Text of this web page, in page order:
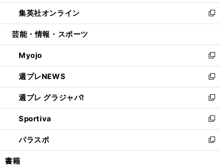
開
く
ウ
で
開
ン
ド
ウ
開
く
ウ
ィ
ン
ウ
で
開
く
し
い
ウ
ン
ド
ウ
で
開
く
集英社オンライン
新
し
ウ
ィ
ン
ド
ウ
で
開
く
芸能・情報・スポーツ
Myojo
新
し
い
ウ
ィ
ン
ド
ウ
で
開
週プレNEWS
新
し
い
ウ
ィ
ン
ド
ウ
週プレ グラジャパ!
新
し
い
ウ
ィ
ン
Sportiva
新
し
い
ウ
パラスポ
新
し
書籍